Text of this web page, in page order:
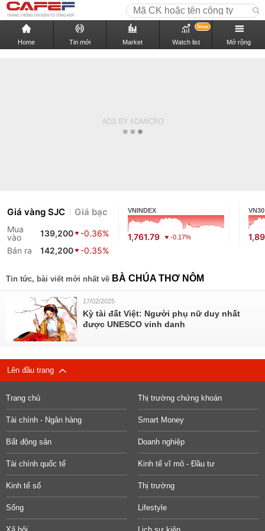
Home Tin mới Market Watch list
New
Mở rộng
Giá vàng SJC Giá bạc
Mua
vào
139,200
-0.36%
Bán ra
142,200 -0.35%
VNINDEX
1,761.79 -0.17%
VN30
Tin tức, bài viết mới nhất về BÀ CHÚA THƠ NÔM
17/02/2025
Kỳ tài đất Việt: Người phụ nữ duy nhất
được UNESCO vinh danh
Lên đầu trang
Trang chủ Thị trường chứng khoán
Tài chính - Ngân hàng Smart Money
Bất động sản Doanh nghiệp
Tài chính quốc tế Kinh tế vĩ mô - Đầu tư
Kinh tế số Thị trường
Sống Lifestyle